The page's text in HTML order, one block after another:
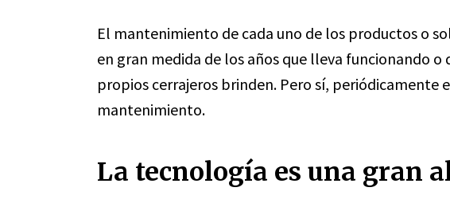
El mantenimiento de cada uno de los productos o
en gran medida de los años que lleva funcionando o
propios cerrajeros brinden. Pero sí, periódicamente
mantenimiento.
La tecnología es una gran